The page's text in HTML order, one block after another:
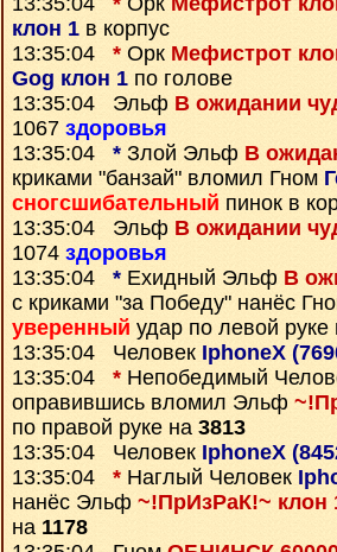
клон 1 в корпус
13:35:04 * Орк Мефистрот
Gog клон 1 по голове
13:35:04 Эльф В ожидании
1067 здоровья
13:35:04 * Злой Эльф В
криками "банзай" вломил Гном
сногсшибательный пинок в
13:35:04 Эльф В ожидании
1074 здоровья
13:35:04 * Ехидный Эльф В
с криками "за Победу" нанёс
уверенный удар по левой руке
13:35:04 Человек IphoneX
13:35:04 * Непобедимый
оправившись вломил Эльф
по правой руке на 3813
13:35:04 Человек IphoneX
13:35:04 * Наглый Человек
нанёс Эльф ~!ПрИзРаК!~ клон
на 1178